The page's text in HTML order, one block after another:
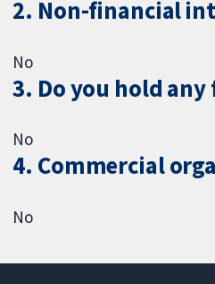
2. Non-financial
No
3. Do you hold
No
4. Commercial
No